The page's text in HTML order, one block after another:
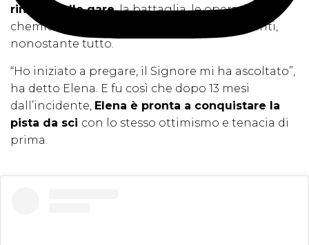
rinuncia alle gare, la battaglia, le operazioni, la
chemioterapia, le sofferenze e gli allenamenti,
nonostante tutto.
“Ho iniziato a pregare, il Signore mi ha ascoltato”,
ha detto Elena. E fu così che dopo 13 mesi
dall’incidente, Elena è pronta a conquistare la
pista da sci con lo stesso ottimismo e tenacia di
prima.